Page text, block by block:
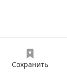
Сохранить